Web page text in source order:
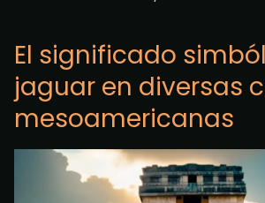
El significado
jaguar en diversas
mesoamericanas